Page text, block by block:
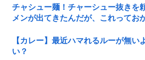
チャシュー麺！チャーシュー抜きを
メンが出てきたんだが、これってお
【カレー】最近ハマれるルーが無
い？